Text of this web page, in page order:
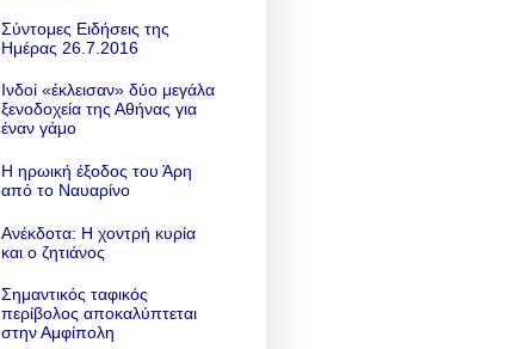
Σύντομες Ειδήσεις της
Ημέρας 26.7.2016
Ινδοί «έκλεισαν» δύο μεγάλα
ξενοδοχεία της Αθήνας για
έναν γάμο
Η ηρωική έξοδος του Άρη
από το Ναυαρίνο
Ανέκδοτα: Η χοντρή κυρία
και ο ζητιάνος
Σημαντικός ταφικός
περίβολος αποκαλύπτεται
στην Αμφίπολη